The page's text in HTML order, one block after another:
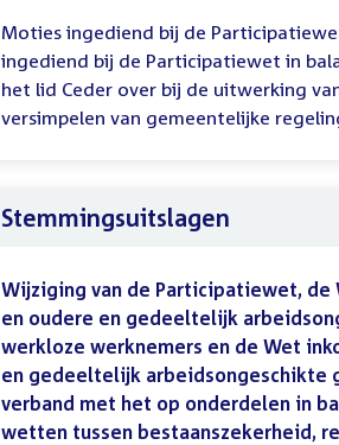
Moties ingediend bij de
ingediend bij de Participatiewet in
het lid Ceder over bij de uitwerking
versimpelen van gemeentelijke
Stemmingsuitslagen
Wijziging van de Participatiewet, de
en oudere en gedeeltelijk
werkloze werknemers en de Wet
en gedeeltelijk arbeidsongeschikte
verband met het op onderdelen in
wetten tussen bestaanszekerheid,